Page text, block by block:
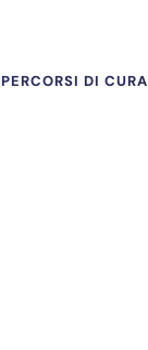
PERCORSI DI CURA